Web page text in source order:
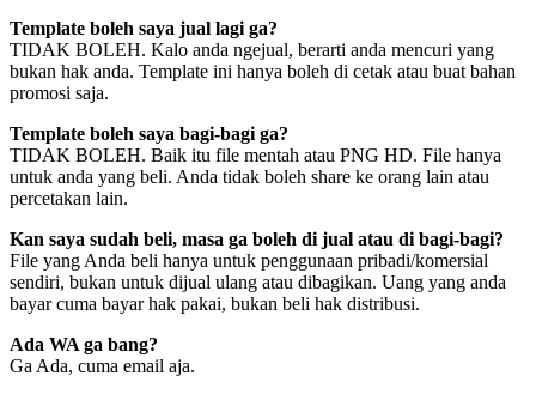
Template boleh saya jual lagi ga?
TIDAK BOLEH. Kalo anda ngejual, berarti anda mencuri yang
bukan hak anda. Template ini hanya boleh di cetak atau buat bahan
promosi saja.
Template boleh saya bagi-bagi ga?
TIDAK BOLEH. Baik itu file mentah atau PNG HD. File hanya
untuk anda yang beli. Anda tidak boleh share ke orang lain atau
percetakan lain.
Kan saya sudah beli, masa ga boleh di jual atau di bagi-bagi?
File yang Anda beli hanya untuk penggunaan pribadi/komersial
sendiri, bukan untuk dijual ulang atau dibagikan. Uang yang anda
bayar cuma bayar hak pakai, bukan beli hak distribusi.
Ada WA ga bang?
Ga Ada, cuma email aja.